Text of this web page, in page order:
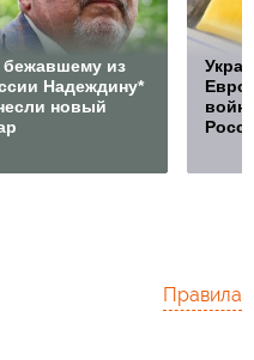
бежавшему из
Надеждину*
новый
Правила